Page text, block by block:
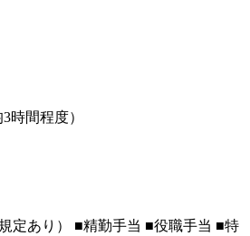
時間程度）
定あり） ■精勤手当 ■役職手当 ■特